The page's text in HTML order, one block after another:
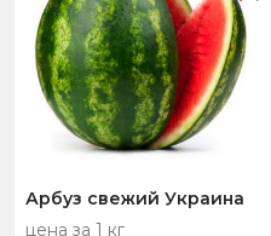
Арбуз свежий Украина
цена за 1 кг